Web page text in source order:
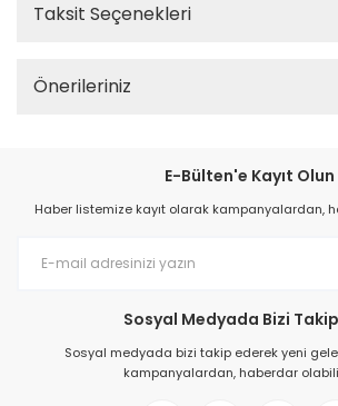
Taksit Seçenekleri
Önerileriniz
E-Bülten'e Kayıt Olun
Haber listemize kayıt olarak kampanyalardan,
Sosyal Medyada Bizi
Sosyal medyada bizi takip ederek yeni
kampanyalardan, haberdar